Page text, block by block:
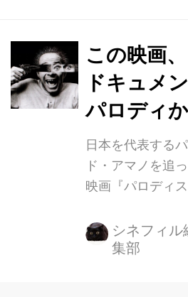
部門とは、カン
ア国際映画祭、
際映画祭の批評
なり、タリン・
の同部門の審査
批評家連盟会員...
この映画
ドキュメ
パロディ
日本を代表する
ド・アマノを追
映画『パロディ
る。 監督はイン
ンのMVで活躍す
シネフィル
集部